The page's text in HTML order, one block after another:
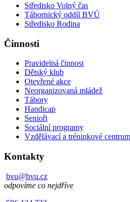
Středisko Volný čas
Tábornický oddíl BVÚ
Středisko Rodina
Činnosti
Pravidelná činnost
Dětský klub
Otevřené akce
Neorganizovaná mládež
Tábory
Handicap
Senioři
Sociální programy
Vzdělávací a tréninkové centrum
Kontakty
bvu@bvu.cz
odpovíme co nejdříve